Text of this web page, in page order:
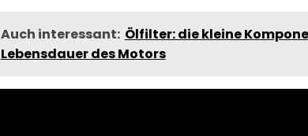
Auch interessant: Ölfilter: die kleine
Lebensdauer des Motors